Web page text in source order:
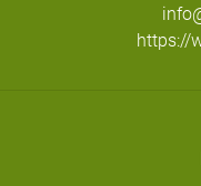
https://